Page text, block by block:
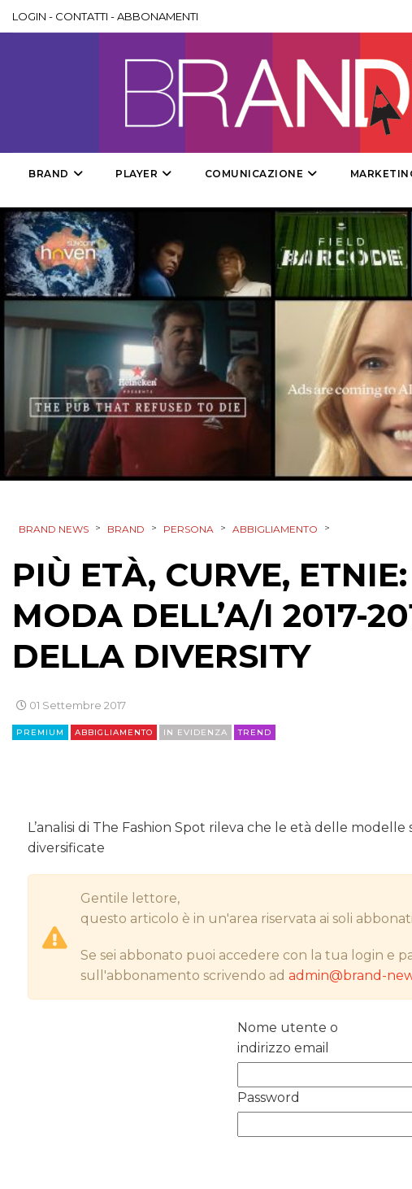
LOGIN - CONTATTI -ABBONAMENTI
BRAND PLAYER COMUNICAZIONE
BRAND NEWS > BRAND > PERSONA > ABBIGLIAMENTO >
PIÙ ETÀ, CURVE,
MODA DELL’A/I 2017-
DELLA DIVERSITY
01 Settembre 2017
PREMIUM ABBIGLIAMENTO IN EVIDENZA TREND
L’analisi di The Fashion Spot rileva che le età delle
diversificate
Gentile lettore,
questo articolo è in un'area riservata ai soli
Se sei abbonato puoi accedere con la tua login e
sull'abbonamento scrivendo adadmin@brand-
Nome utente o
indirizzo email
Password